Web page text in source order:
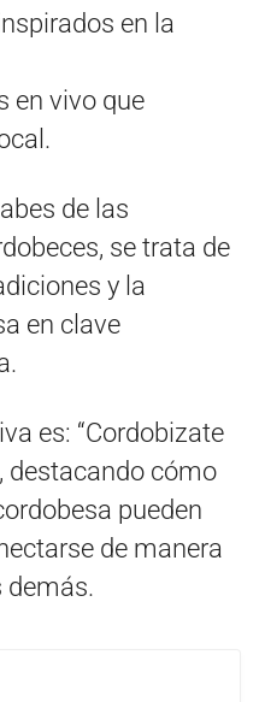
en la
en vivo que
de las
se trata de
y la
en clave
es: “Cordobizate
destacando cómo
pueden
de manera
demás.